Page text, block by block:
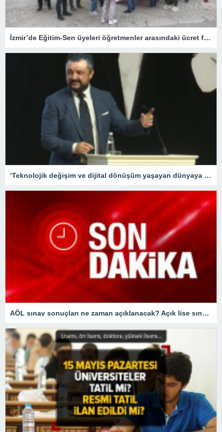
İzmir’de Eğitim-Sen üyeleri öğretmenler arasındaki ücret farklılığına tepki gösterdi
‘Teknolojik değişim ve dijital dönüşüm yaşayan dünyaya hızlı adapte olabilecek nesiller yetiştirme gayretindeyiz’
AÖL sınav sonuçları ne zaman açıklanacak? Açık lise sınav sonuçları bugün açıklanır mı?